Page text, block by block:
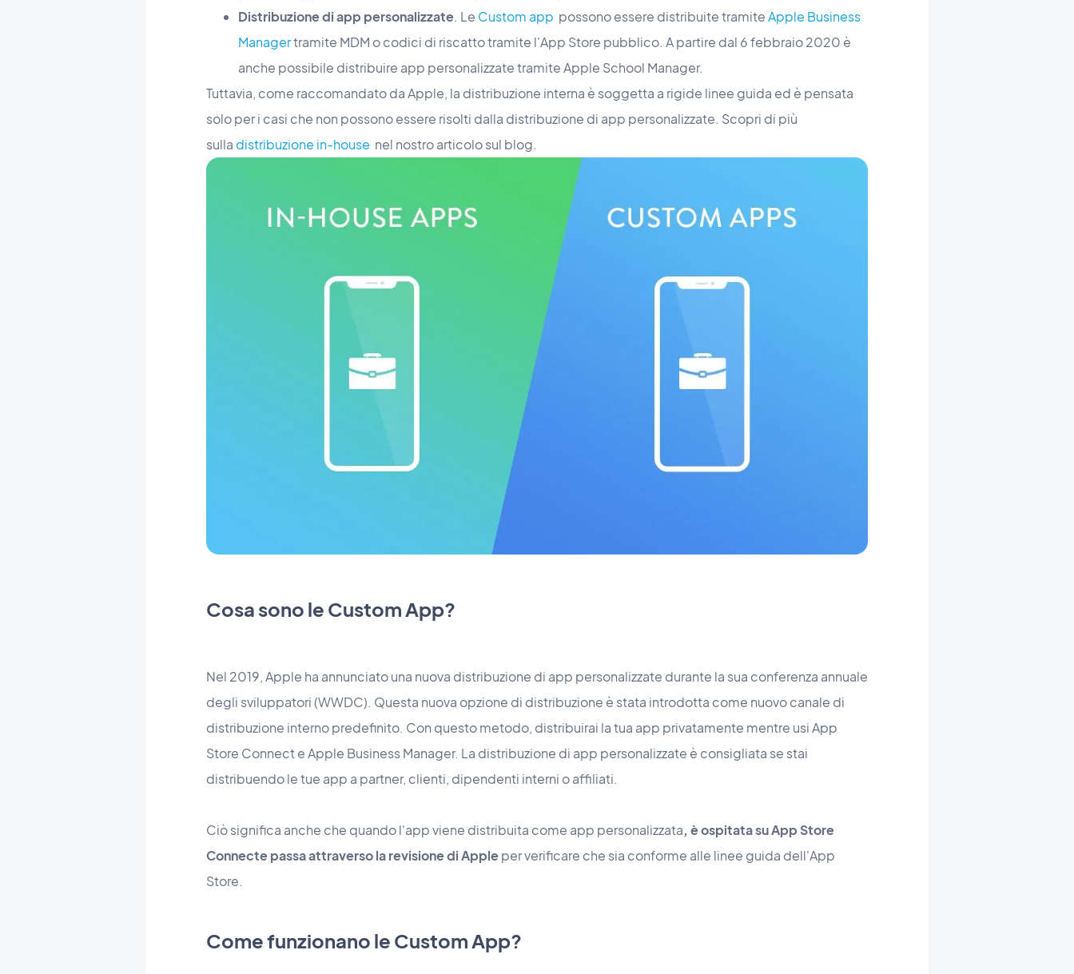
Distribuzione di app personalizzate. Le Custom app possono essere distribuite tramiteApple Business
Managertramite MDM o codici di riscatto tramite l'App Store pubblico. A partire dal 6 febbraio 2020 è
anche possibile distribuire app personalizzate tramite Apple School Manager.
Tuttavia, come raccomandato da Apple, la distribuzione interna è soggetta a rigide linee guida ed è pensata
solo per i casi che non possono essere risolti dalla distribuzione di app personalizzate. Scopri di più
sulla distribuzione in-house nel nostro articolo sul blog.
Cosa sono le Custom App?
Nel 2019, Apple ha annunciato una nuova distribuzione di app personalizzate durante la sua conferenza annuale
degli sviluppatori (WWDC). Questa nuova opzione di distribuzione è stata introdotta come nuovo canale di
distribuzione interno predefinito. Con questo metodo, distribuirai la tua app privatamente mentre usi App
Store Connect e Apple Business Manager. La distribuzione di app personalizzate è consigliata se stai
distribuendo le tue app a partner, clienti, dipendenti interni o affiliati.
Ciò significa anche che quando l'app viene distribuita come app personalizzata, è ospitata su App Store
Connecte passa attraverso la revisione di Appleper verificare che sia conforme alle linee guida dell'App
Store.
Come funzionano le Custom App?